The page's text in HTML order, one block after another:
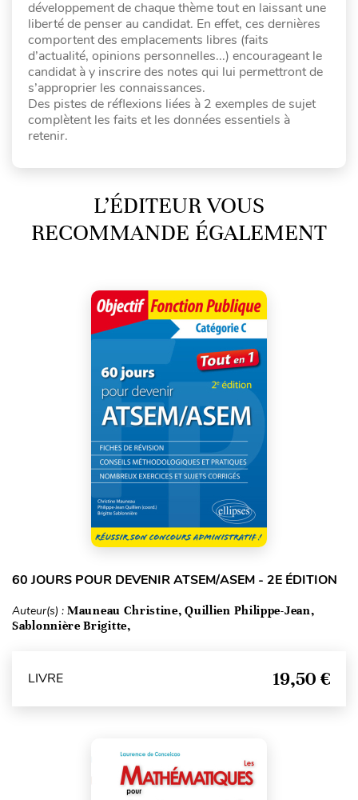
développement de chaque thème tout en laissant une
liberté de penser au candidat. En effet, ces dernières
comportent des emplacements libres (faits
d’actualité, opinions personnelles...) encourageant le
candidat à y inscrire des notes qui lui permettront de
s’approprier les connaissances.
Des pistes de réflexions liées à 2 exemples de sujet
complètent les faits et les données essentiels à
retenir.
L’ÉDITEUR VOUS
RECOMMANDE ÉGALEMENT
60 JOURS POUR DEVENIR ATSEM/ASEM - 2E ÉDITION
Auteur(s) : Mauneau Christine, Quillien Philippe-Jean,
Sablonnière Brigitte,
LIVRE 19,50 €